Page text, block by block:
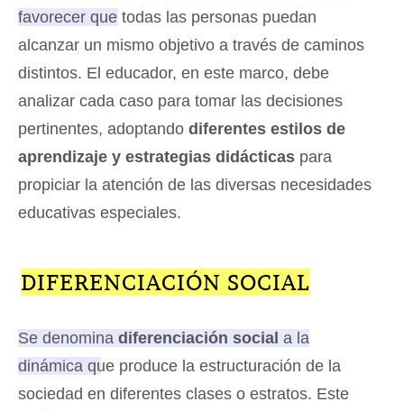
favorecer que todas las personas puedan
alcanzar un mismo objetivo a través de caminos
distintos. El educador, en este marco, debe
analizar cada caso para tomar las decisiones
pertinentes, adoptando diferentes estilos de
aprendizaje y estrategias didácticas para
propiciar la atención de las diversas necesidades
educativas especiales.
DIFERENCIACIÓN SOCIAL
Se denomina diferenciación social a la
dinámica que produce la estructuración de la
sociedad en diferentes clases o estratos. Este